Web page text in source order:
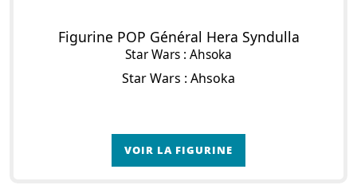
Figurine POP Général Hera Syndulla
Star Wars : Ahsoka
Star Wars : Ahsoka
VOIR LA FIGURINE